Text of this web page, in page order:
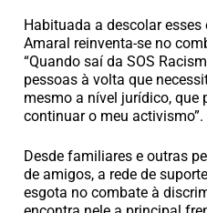
Habituada a descolar
Amaral reinventa-se no
“Quando saí da SOS
pessoas à volta que
mesmo a nível jurídico, que
continuar o meu activismo”.
Desde familiares e outras
de amigos, a rede de
esgota no combate à